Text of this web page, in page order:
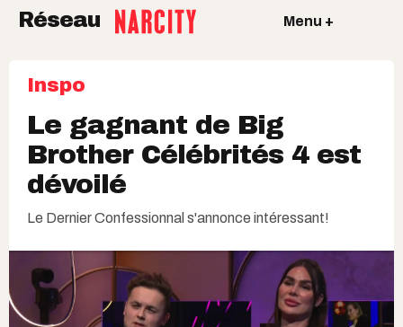
Réseau Menu +
Inspo
Le gagnant de Big
Brother Célébrités 4 est
dévoilé
Le Dernier Confessionnal s'annonce intéressant!